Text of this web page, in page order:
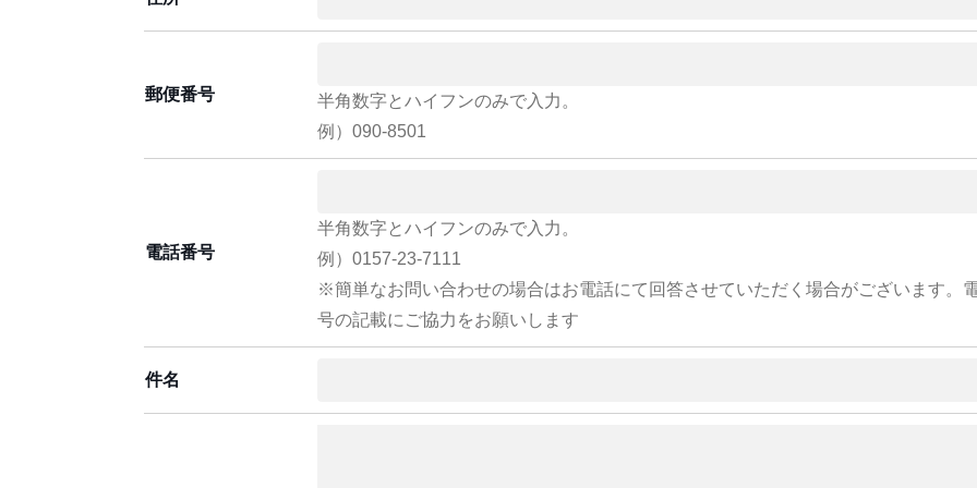
郵便番号
半角数字とハイフンのみで入力。
例）090-8501
電話番号
半角数字とハイフンのみで入力。
例）0157-23-7111
※簡単なお問い合わせの場合はお電話にて回答させていただく場合がございます。
号の記載にご協力をお願いします
件名